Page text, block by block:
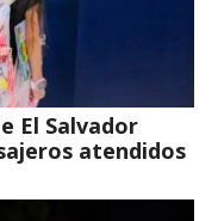
El Salvador
atendidos